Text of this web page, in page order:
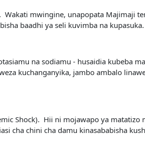
Wakati mwingine, unapopata Majimaji
baadhi ya seli kuvimba na
na sodiamu - husaidia kubeba
kuchanganyika, jambo ambalo
Shock). Hii ni mojawapo ya
cha chini cha damu kinasababisha